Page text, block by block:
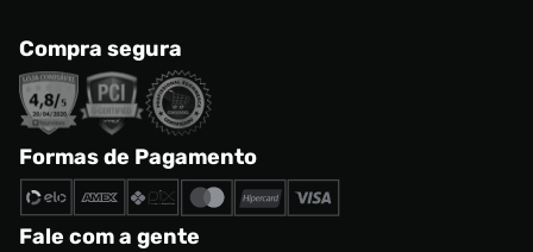
Compra segura
Formas de Pagamento
Fale com a gente